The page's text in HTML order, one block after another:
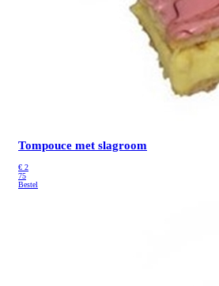
Tompouce met slagroom
€ 2
75
Bestel